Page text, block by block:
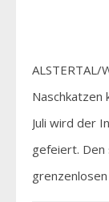
ALSTERTAL/
Naschkatzen
Juli wird der
gefeiert. Den